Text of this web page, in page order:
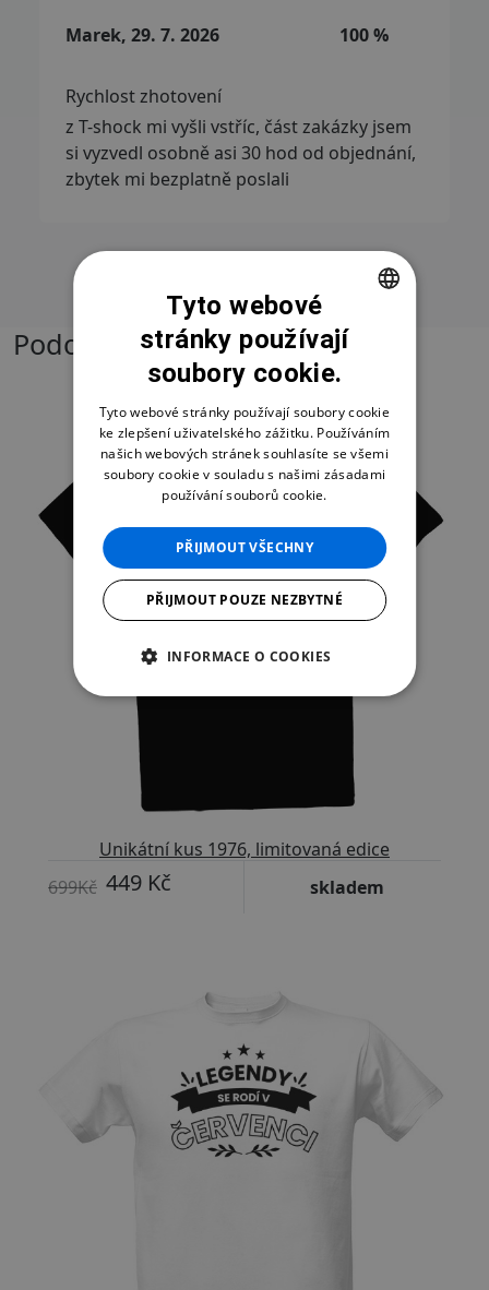
Marek, 29. 7. 2026 100 %
Rychlost zhotovení
z T-shock mi vyšli vstříc, část zakázky jsem
si vyzvedl osobně asi 30 hod od objednání,
zbytek mi bezplatně poslali
Podobné produkty
Unikátní kus 1976, limitovaná edice
699Kč 449 Kč skladem
CZECH
SLOVAK
ENGLISH
Tyto webové
stránky používají
soubory cookie.
Tyto webové stránky používají soubory cookie
ke zlepšení uživatelského zážitku. Používáním
našich webových stránek souhlasíte se všemi
soubory cookie v souladu s našimi zásadami
používání souborů cookie.
PŘIJMOUT VŠECHNY
PŘIJMOUT POUZE NEZBYTNÉ
INFORMACE O COOKIES